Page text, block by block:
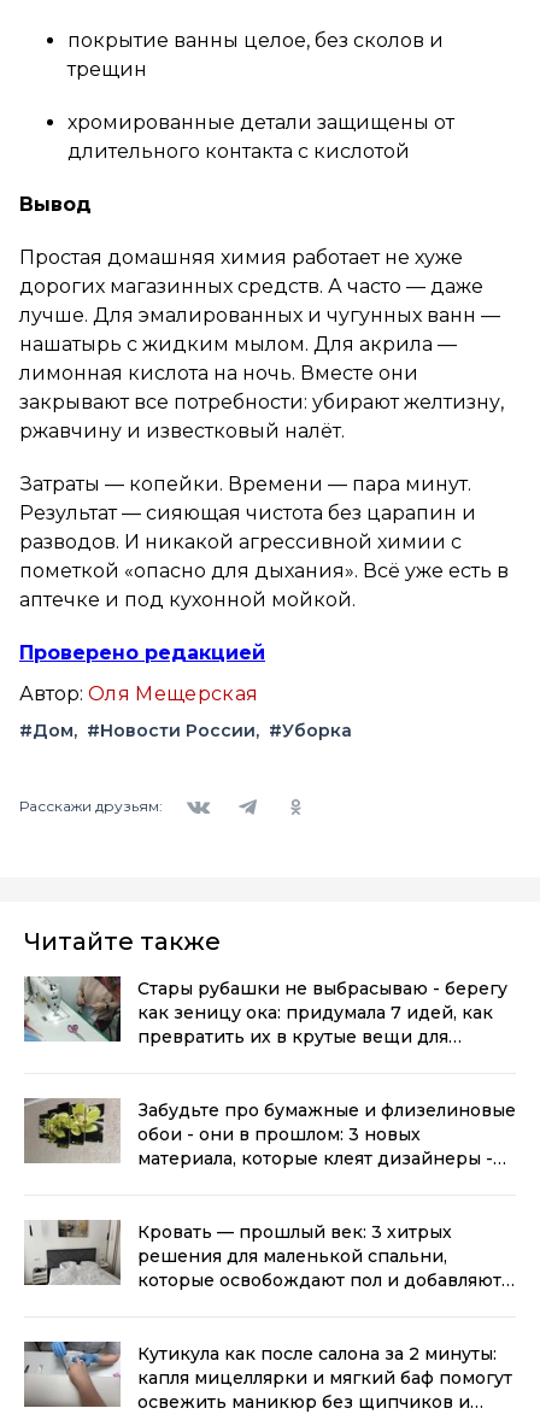
покрытие ванны целое, без сколов и
трещин
хромированные детали защищены от
длительного контакта с кислотой
Вывод
Простая домашняя химия работает не хуже
дорогих магазинных средств. А часто — даже
лучше. Для эмалированных и чугунных ванн —
нашатырь с жидким мылом. Для акрила —
лимонная кислота на ночь. Вместе они
закрывают все потребности: убирают желтизну,
ржавчину и известковый налёт.
Затраты — копейки. Времени — пара минут.
Результат — сияющая чистота без царапин и
разводов. И никакой агрессивной химии с
пометкой «опасно для дыхания». Всё уже есть в
аптечке и под кухонной мойкой.
Проверено редакцией
Автор: Оля Мещерская
#Дом #Новости России #Уборка
Расскажи друзьям:
Читайте также
Стары рубашки не выбрасываю - берегу
как зеницу ока: придумала 7 идей, как
превратить их в крутые вещи для
Забудьте про бумажные и флизелиновые
обои - они в прошлом: 3 новых
материала, которые клеят дизайнеры -
Кровать — прошлый век: 3 хитрых
решения для маленькой спальни,
которые освобождают пол и добавляют
Кутикула как после салона за 2 минуты:
капля мицеллярки и мягкий баф помогут
освежить маникюр без щипчиков и